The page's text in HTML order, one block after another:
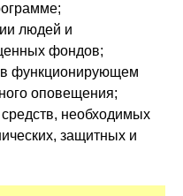
людей и
фондов;
в функционирующем
оповещения;
необходимых
защитных и